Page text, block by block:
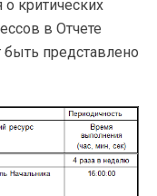
критических
в Отчете
представлено